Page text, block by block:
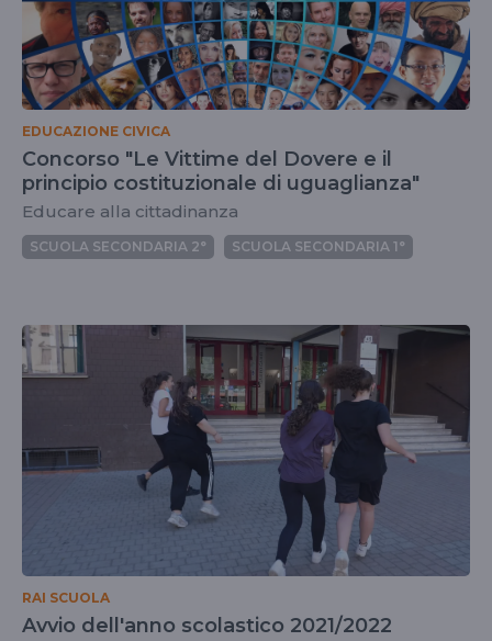
EDUCAZIONE CIVICA
Concorso "Le Vittime del Dovere e il
principio costituzionale di uguaglianza"
Educare alla cittadinanza
SCUOLA SECONDARIA 2° SCUOLA SECONDARIA 1°
RAI SCUOLA
Avvio dell'anno scolastico 2021/2022